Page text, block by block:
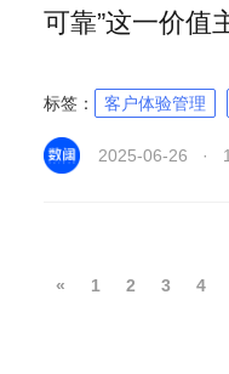
可靠”这一价值
标签： 客户体验管理
2025-06-26 ·
« 1 2 3 4